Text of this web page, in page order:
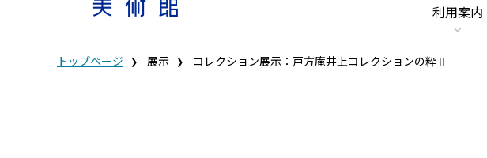
利用案内
トップページ 展示 コレクション展示：戸方庵井上コレクションの粋Ⅱ